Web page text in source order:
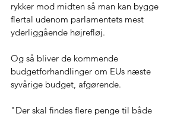
rykker mod midten så man kan bygge
flertal udenom parlamentets mest
yderliggående højrefløj.
Og så bliver de kommende
budgetforhandlinger om EUs næste
syvårige budget, afgørende.
"Der skal findes flere penge til både